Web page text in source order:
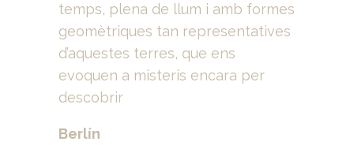
temps, plena de llum i amb formes
geomètriques tan representatives
d’aquestes terres, que ens
evoquen a misteris encara per
descobrir
Berlín